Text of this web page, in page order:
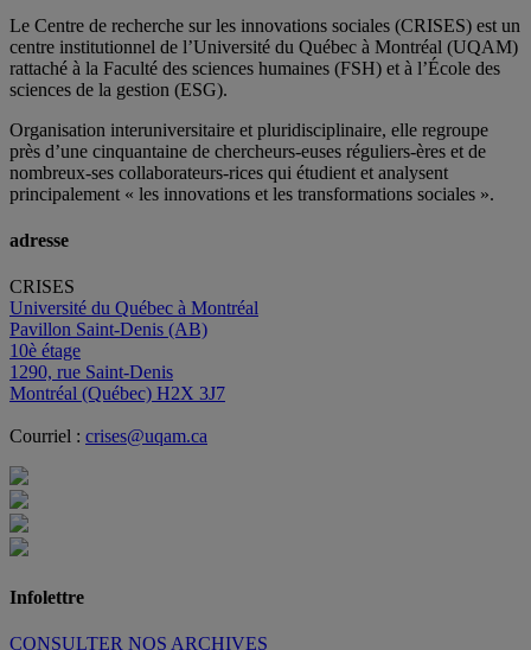
Le Centre de recherche sur les innovations sociales (CRISES) est un
centre institutionnel de l’Université du Québec à Montréal (UQAM)
rattaché à la Faculté des sciences humaines (FSH) et à l’École des
sciences de la gestion (ESG).
Organisation interuniversitaire et pluridisciplinaire, elle regroupe
près d’une cinquantaine de chercheurs-euses réguliers-ères et de
nombreux-ses collaborateurs-rices qui étudient et analysent
principalement « les innovations et les transformations sociales ».
adresse
CRISES
Université du Québec à Montréal
Pavillon Saint-Denis (AB)
10è étage
1290, rue Saint-Denis
Montréal (Québec) H2X 3J7
Courriel : crises@uqam.ca
Infolettre
CONSULTER NOS ARCHIVES